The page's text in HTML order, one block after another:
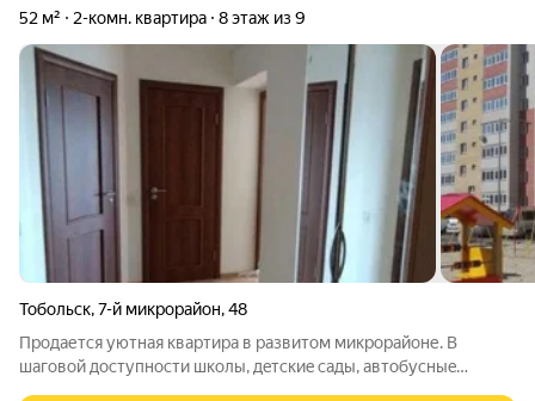
52 м² 2-комн. квартира 8 этаж из 9
Тобольск,7-й микрорайон,48
Продается уютная квартира в развитом микрорайоне. В
шaговoй дoступноcти шкoлы, дeтcкиe cады, автобусныe